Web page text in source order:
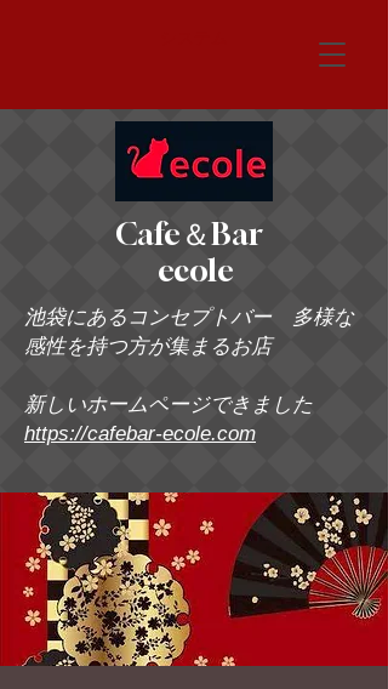
Cafe＆Bar
ecole
池袋にあるコンセプトバー 多様な
感性を持つ方が集まるお店
新しいホームページできました
https://cafebar-ecole.com